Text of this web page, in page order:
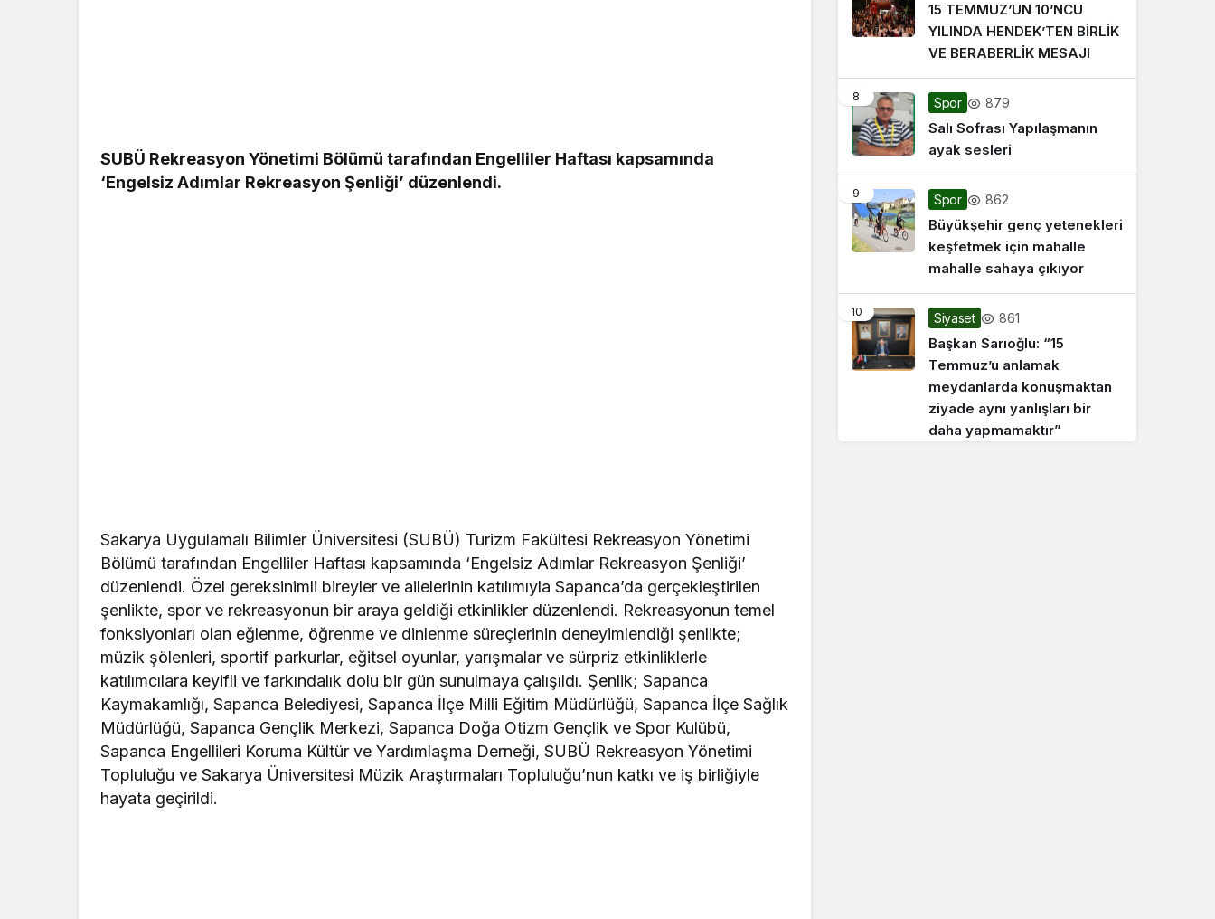
SUBÜ Rekreasyon Yönetimi Bölümü tarafından Engelliler Haftası kapsamında
‘Engelsiz Adımlar Rekreasyon Şenliği’ düzenlendi.
Sakarya Uygulamalı Bilimler Üniversitesi (SUBÜ) Turizm Fakültesi Rekreasyon Yönetimi
Bölümü tarafından Engelliler Haftası kapsamında ‘Engelsiz Adımlar Rekreasyon Şenliği’
düzenlendi. Özel gereksinimli bireyler ve ailelerinin katılımıyla Sapanca’da gerçekleştirilen
şenlikte, spor ve rekreasyonun bir araya geldiği etkinlikler düzenlendi. Rekreasyonun temel
fonksiyonları olan eğlenme, öğrenme ve dinlenme süreçlerinin deneyimlendiği şenlikte;
müzik şölenleri, sportif parkurlar, eğitsel oyunlar, yarışmalar ve sürpriz etkinliklerle
katılımcılara keyifli ve farkındalık dolu bir gün sunulmaya çalışıldı. Şenlik; Sapanca
Kaymakamlığı, Sapanca Belediyesi, Sapanca İlçe Milli Eğitim Müdürlüğü, Sapanca İlçe Sağlık
Müdürlüğü, Sapanca Gençlik Merkezi, Sapanca Doğa Otizm Gençlik ve Spor Kulübü,
Sapanca Engellileri Koruma Kültür ve Yardımlaşma Derneği, SUBÜ Rekreasyon Yönetimi
Topluluğu ve Sakarya Üniversitesi Müzik Araştırmaları Topluluğu’nun katkı ve iş birliğiyle
hayata geçirildi.
15 TEMMUZ’UN 10’NCU
YILINDA HENDEK’TEN BİRLİK
VE BERABERLİK MESAJI
8 Spor 879
Salı Sofrası Yapılaşmanın
ayak sesleri
9 Spor 862
Büyükşehir genç yetenekleri
keşfetmek için mahalle
mahalle sahaya çıkıyor
10 Siyaset 861
Başkan Sarıoğlu: “15
Temmuz’u anlamak
meydanlarda konuşmaktan
ziyade aynı yanlışları bir
daha yapmamaktır”